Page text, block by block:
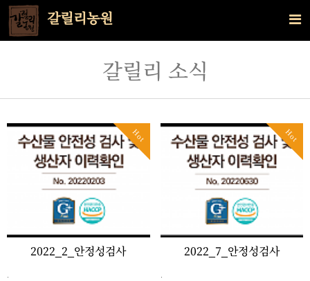
갈릴리농원
갈릴리 소식
Hot
2022_2_안정성검사
Hot
2022_7_안정성검사